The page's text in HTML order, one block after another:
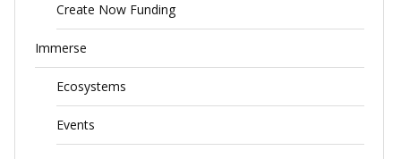
Create Now Funding
Immerse
Ecosystems
Events